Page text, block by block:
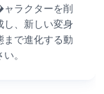
ラクターを削
し、新しい変身
まで進化する動
。